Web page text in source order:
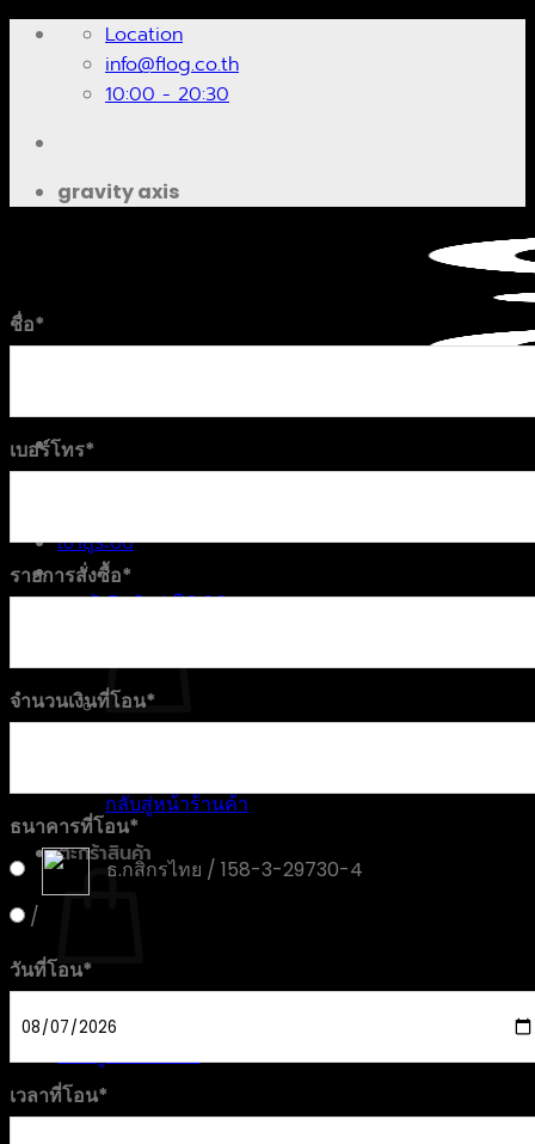
Skip
content
Location
info@flog.co.th
10:00 - 20:30
gravity axis
เข้าสู่ระบบ
ตะกร้าสินค้า /฿0.00
กลับสู่หน้าร้านค้า
ตะกร้าสินค้า
กลับสู่หน้าร้านค้า
ชื่อ*
เบอร์โทร*
รายการสั่งซื้อ*
จำนวนเงินที่โอน*
ธนาคารที่โอน*
ธ.กสิกรไทย / 158-3-29730-4
/
วันที่โอน*
เวลาที่โอน*